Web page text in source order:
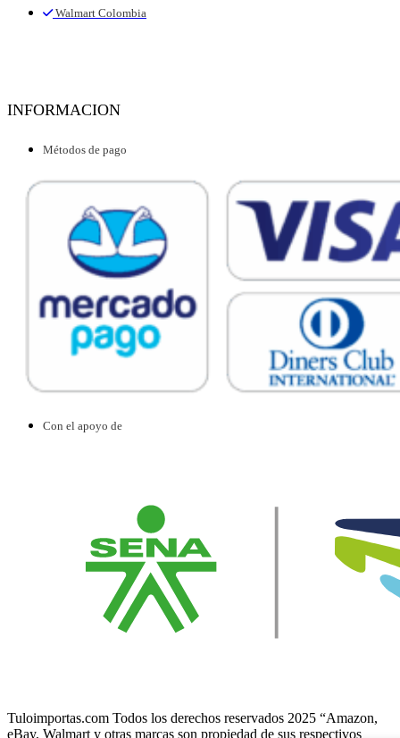
Walmart Colombia
INFORMACION
Métodos de pago
Con el apoyo de
Tuloimportas.com Todos los derechos reservados 2025 “Amazon,
eBay, Walmart y otras marcas son propiedad de sus respectivos